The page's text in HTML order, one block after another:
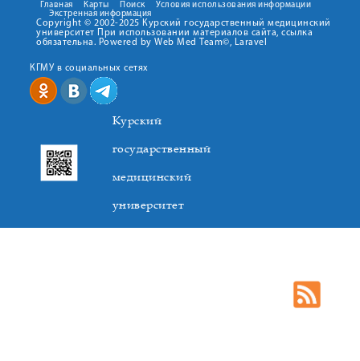
Главная Карты Поиск
Условия использования информации
Экстренная информация
Copyright © 2002-2025 Курский государственный медицинский
университет При использовании материалов сайта, ссылка
обязательна. Powered by Web Med Team©, Laravel
КГМУ в социальных сетях
Курский
государственный
медицинский
университет